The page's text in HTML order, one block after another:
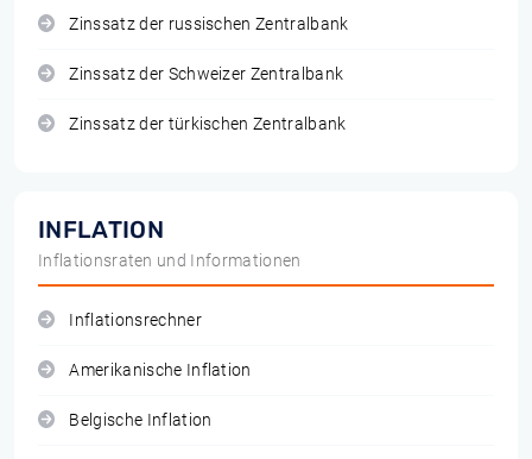
Zinssatz der russischen Zentralbank
Zinssatz der Schweizer Zentralbank
Zinssatz der türkischen Zentralbank
INFLATION
Inflationsraten und Informationen
Inflationsrechner
Amerikanische Inflation
Belgische Inflation